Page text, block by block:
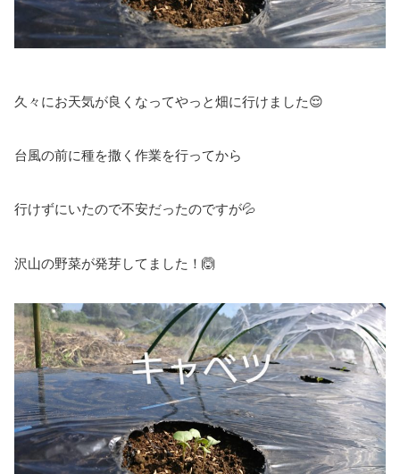
久々にお天気が良くなってやっと畑に行けました😌
台風の前に種を撒く作業を行ってから
行けずにいたので不安だったのですが💦
沢山の野菜が発芽してました！🙆